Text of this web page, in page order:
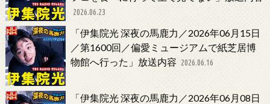
2026.06.23
「伊集院光 深夜の馬鹿力／2026年06月15日
／第1600回／偏愛ミュージアムで紙芝居博
物館へ行った」放送内容 2026.06.16
「伊集院光 深夜の馬鹿力／2026年06月08日